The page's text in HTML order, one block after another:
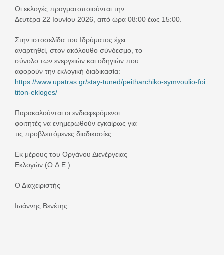
Οι εκλογές πραγματοποιούνται την
Δευτέρα 22 Ιουνίου 2026, από ώρα 08:00 έως 15:00.
Στην ιστοσελίδα του Ιδρύματος έχει
αναρτηθεί, στον ακόλουθο σύνδεσμο, το
σύνολο των ενεργειών και οδηγιών που
αφορούν την εκλογική διαδικασία:
https://www.upatras.gr/stay-tuned/peitharchiko-symvoulio-foi
titon-ekloges/
Παρακαλούνται οι ενδιαφερόμενοι
φοιτητές να ενημερωθούν εγκαίρως για
τις προβλεπόμενες διαδικασίες.
Εκ μέρους του Οργάνου Διενέργειας
Εκλογών (Ο.Δ.Ε.)
Ο Διαχειριστής
Ιωάννης Βενέτης